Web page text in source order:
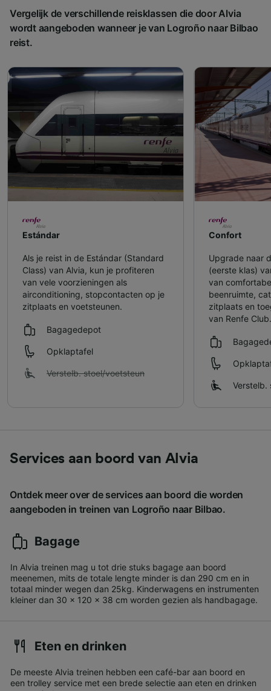
Vergelijk de verschillende reisklassen die door Alvia
wordt aangeboden wanneer je van Logroño naar Bilbao
reist.
Estándar
Als je reist in de Estándar (Standard
Class) van Alvia, kun je profiteren
van vele voorzieningen als
airconditioning, stopcontacten op je
zitplaats en voetsteunen.
Bagagedepot
Opklaptafel
Verstelb. stoel/​voetsteun
Confort
Upgrade naar
(eerste klas)
van
beenruimte,
zitplaats en
van Renfe Club.
Verstelb.
Services aan boord van Alvia
Ontdek meer over de services aan boord die worden
aangeboden in treinen van Logroño naar Bilbao.
Bagage
In Alvia treinen mag u tot drie stuks bagage aan boord
meenemen, mits de totale lengte minder is dan 290 cm en in
totaal minder wegen dan 25kg. Kinderwagens en instrumenten
kleiner dan 30 x 120 x 38 cm worden gezien als handbagage.
Eten en drinken
De meeste Alvia treinen hebben een café-bar aan boord en
een trolley service met een brede selectie aan eten en drinken